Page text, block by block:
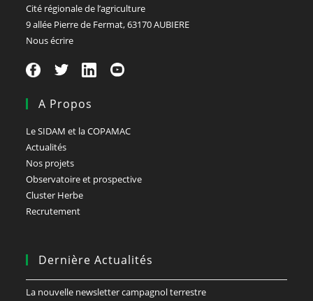
Cité régionale de l’agriculture
9 allée Pierre de Fermat, 63170 AUBIERE
Nous écrire
A Propos
Le SIDAM et la COPAMAC
Actualités
Nos projets
Observatoire et prospective
Cluster Herbe
Recrutement
Dernière Actualités
La nouvelle newsletter campagnol terrestre